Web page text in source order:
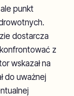
punkt
dostarcza
z
wskazał na
do uważnej